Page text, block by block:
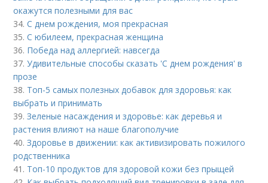
окажутся полезными для вас
34.С днем рождения, моя прекрасная
35.С юбилеем, прекрасная женщина
36. Победа над аллергией: навсегда
37.Удивительные способы сказать 'С днем рождения' в
прозе
38. Топ-5 самых полезных добавок для здоровья: как
выбрать и принимать
39.Зеленые насаждения и здоровье: как деревья и
растения влияют на наше благополучие
40.Здоровье в движении: как активизировать пожилого
родственника
41. Топ-10 продуктов для здоровой кожи без прыщей